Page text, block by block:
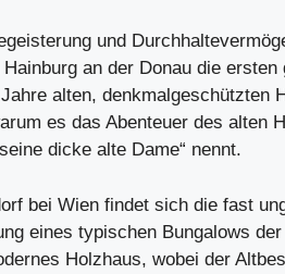
und
an der Donau die
alten, denkmalgeschützten
es das Abenteuer des alten
dicke alte Dame“ nennt.
bei Wien findet sich die fast
eines typischen Bungalows
Holzhaus, wobei der